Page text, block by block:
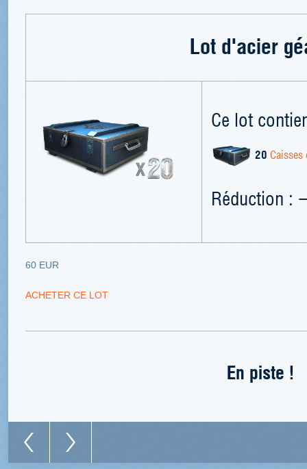
Lot d'acier
Ce lot
20
Réduction :
60 EUR
ACHETER CE LOT
En piste !